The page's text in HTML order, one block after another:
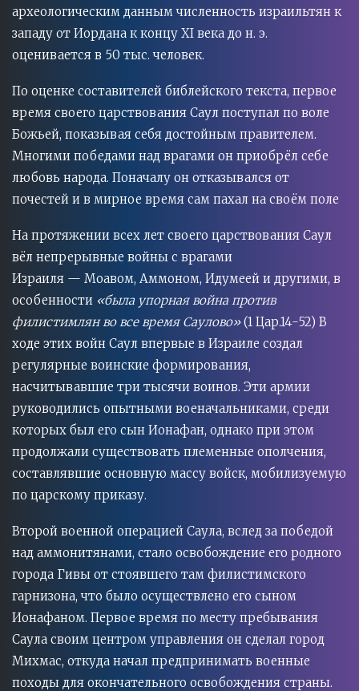
археологическим данным численность израильтян к
западу от Иордана к концу XI века до н. э.
оценивается в 50 тыс. человек.
По оценке составителей библейского текста, первое
время своего царствования Саул поступал по воле
Божьей, показывая себя достойным правителем.
Многими победами над врагами он приобрёл себе
любовь народа. Поначалу он отказывался от
почестей и в мирное время сам пахал на своём поле
На протяжении всех лет своего царствования Саул
вёл непрерывные войны с врагами
Израиля — Моавом, Аммоном, Идумеей и другими, в
особенности «была упорная война против
филистимлян во все время Саулово»(1 Цар.14-52) В
ходе этих войн Саул впервые в Израиле создал
регулярные воинские формирования,
насчитывавшие три тысячи воинов. Эти армии
руководились опытными военачальниками, среди
которых был его сын Ионафан, однако при этом
продолжали существовать племенные ополчения,
составлявшие основную массу войск, мобилизуемую
по царскому приказу.
Второй военной операцией Саула, вслед за победой
над аммонитянами, стало освобождение его родного
города Гивы от стоявшего там филистимского
гарнизона, что было осуществлено его сыном
Ионафаном. Первое время по месту пребывания
Саула своим центром управления он сделал город
Михмас, откуда начал предпринимать военные
походы для окончательного освобождения страны.